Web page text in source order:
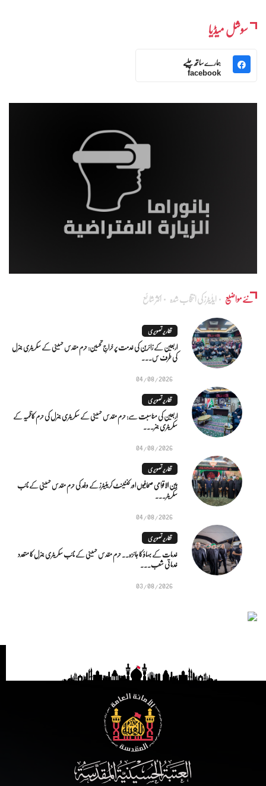
سوشل میڈیا
ہمارے ساتھ چلیے
facebook
نئے مواضیع ایڈٰیٹرز کی انتخاب شدہ اکثر شائع
تقاریر تصویری
اربعین کے زائرین کی خدمت پر خراجِ تحسین: حرم مقدس حسینی کے سکریٹری جنرل
کی طرف س...
04/08/2026
تقاریر تصویری
اربعین کی مناسبت سے: حرم مقدس حسینی کے سکریٹری جنرل کی حرم کاظمیہ کے
سکریٹری جنر...
04/08/2026
تقاریر تصویری
بین الاقوامی صحافیوں اور کنٹینٹ کریئیٹرز کے وفد کی حرم مقدس حسینی کے نائب
سکریٹر...
04/08/2026
تقاریر تصویری
خدمات کے بہاؤ کا جائزہ.. حرم مقدس حسینی کے نائب سکریٹری جنرل کا متعدد
خدماتی شعب...
03/08/2026